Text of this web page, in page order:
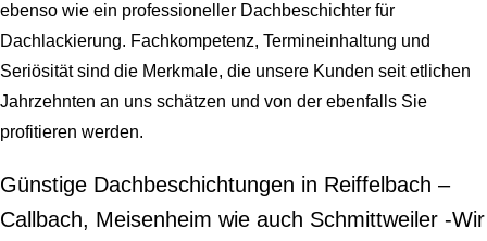
ebenso wie ein professioneller Dachbeschichter für
Dachlackierung. Fachkompetenz, Termineinhaltung und
Seriösität sind die Merkmale, die unsere Kunden seit etlichen
Jahrzehnten an uns schätzen und von der ebenfalls Sie
profitieren werden.
Günstige Dachbeschichtungen in Reiffelbach –
Callbach, Meisenheim wie auch Schmittweiler -Wir